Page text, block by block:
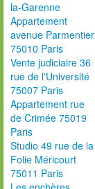
la-Garenne
Appartement
avenue Parmentier
75010 Paris
Vente judiciaire 36
rue de l'Université
75007 Paris
Appartement rue
de Crimée 75019
Paris
Studio 49 rue de la
Folie Méricourt
75011 Paris